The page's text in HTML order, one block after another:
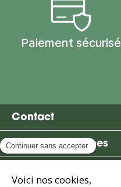
Paiement sécurisé
Contact
Moulin des Moines